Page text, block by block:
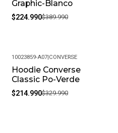
Graphic-Blanco
$224.990$389.990
-35%
10023859-A07|CONVERSE
Hoodie Converse
Classic Po-Verde
$214.990$329.990